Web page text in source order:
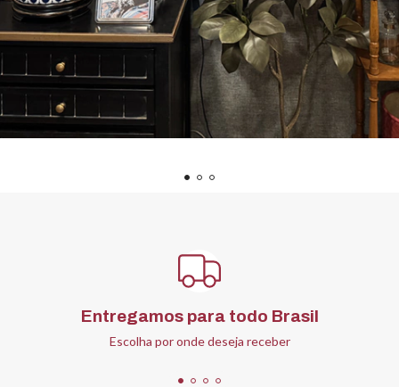
Entregamos para todo Brasil
Escolha por onde deseja receber